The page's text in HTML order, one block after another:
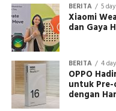
BERITA 5
Xiaomi
dan Gaya
BERITA 4
OPPO
untuk Pre-
dengan